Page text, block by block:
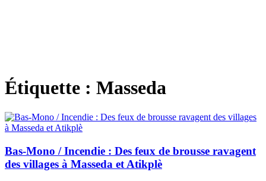
Étiquette : Masseda
Bas-Mono / Incendie : Des feux de brousse ravagent
des villages à Masseda et Atikplè